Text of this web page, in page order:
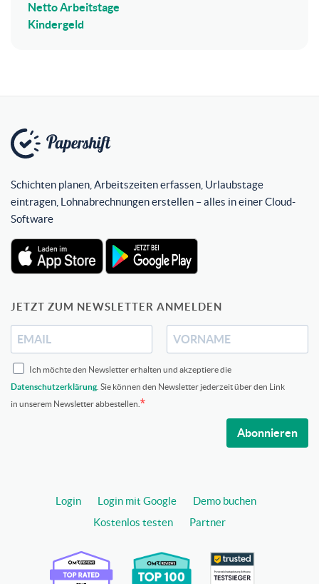
Netto Arbeitstage
Kindergeld
Schichten planen, Arbeitszeiten erfassen, Urlaubstage
eintragen, Lohnabrechnungen erstellen – alles in einer Cloud-
Software
JETZT ZUM NEWSLETTER ANMELDEN
Ich möchte den Newsletter erhalten und akzeptiere die
Datenschutzerklärung . Sie können den Newsletter jederzeit über den Link
in unserem Newsletter abbestellen.
Abonnieren
Login Login mit Google
Demo buchen
Kostenlos testen
Partner